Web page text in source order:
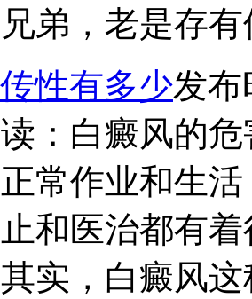
弟，老是存
性有多少发布
：白癜风的
常作业和生
和医治都有
实，白癜风